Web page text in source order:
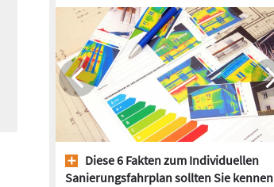
Diese 6 Fakten zum Individuellen
Sanierungsfahrplan sollten Sie kennen